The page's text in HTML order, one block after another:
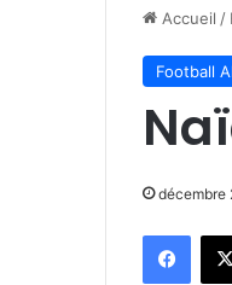
Accueil /
Football
décembre